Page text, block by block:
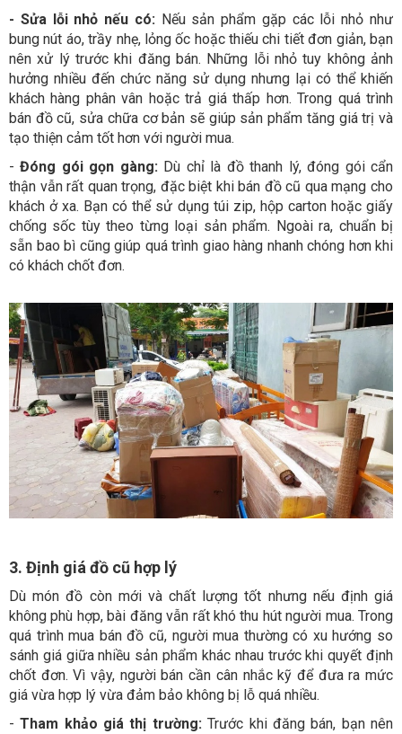
- Sửa lỗi nhỏ nếu có: Nếu sản phẩm gặp các lỗi nhỏ như
bung nút áo, trầy nhẹ, lỏng ốc hoặc thiếu chi tiết đơn giản, bạn
nên xử lý trước khi đăng bán. Những lỗi nhỏ tuy không ảnh
hưởng nhiều đến chức năng sử dụng nhưng lại có thể khiến
khách hàng phân vân hoặc trả giá thấp hơn. Trong quá trình
bán đồ cũ, sửa chữa cơ bản sẽ giúp sản phẩm tăng giá trị và
tạo thiện cảm tốt hơn với người mua.
- Đóng gói gọn gàng: Dù chỉ là đồ thanh lý, đóng gói cẩn
thận vẫn rất quan trọng, đặc biệt khi bán đồ cũ qua mạng cho
khách ở xa. Bạn có thể sử dụng túi zip, hộp carton hoặc giấy
chống sốc tùy theo từng loại sản phẩm. Ngoài ra, chuẩn bị
sẵn bao bì cũng giúp quá trình giao hàng nhanh chóng hơn khi
có khách chốt đơn.
3. Định giá đồ cũ hợp lý
Dù món đồ còn mới và chất lượng tốt nhưng nếu định giá
không phù hợp, bài đăng vẫn rất khó thu hút người mua. Trong
quá trình mua bán đồ cũ, người mua thường có xu hướng so
sánh giá giữa nhiều sản phẩm khác nhau trước khi quyết định
chốt đơn. Vì vậy, người bán cần cân nhắc kỹ để đưa ra mức
giá vừa hợp lý vừa đảm bảo không bị lỗ quá nhiều.
-Tham khảo giá thị trường:Trước khi đăng bán, bạn nên